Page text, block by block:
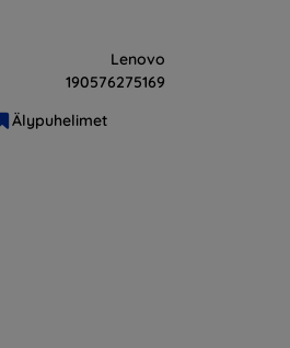
Lenovo
190576275169
Älypuhelimet